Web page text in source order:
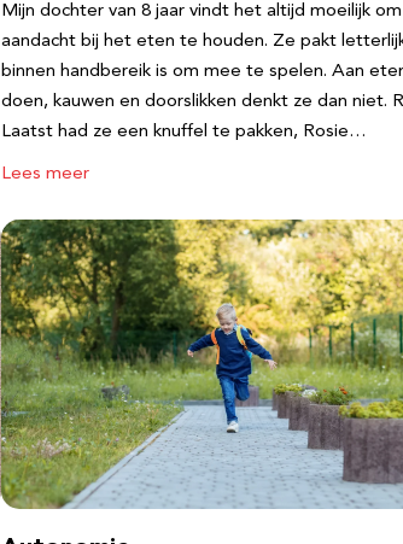
Mijn dochter van 8 jaar vindt het altijd moeilijk
aandacht bij het eten te houden. Ze pakt
binnen handbereik is om mee te spelen. Aan
doen, kauwen en doorslikken denkt ze dan niet.
Laatst had ze een knuffel te pakken, Rosie…
Lees meer